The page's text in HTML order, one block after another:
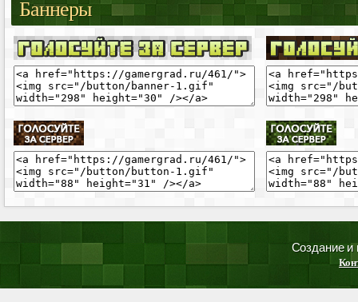
Баннеры
Создание и